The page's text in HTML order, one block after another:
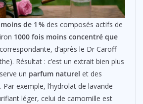
moins de 1 % des composés actifs de
1000 fois moins concentré que
correspondante, d’après le Dr Caroff
Résultat : c’est un extrait bien plus
un parfum naturel et des
. Par exemple, l’hydrolat de lavande
léger, celui de camomille est